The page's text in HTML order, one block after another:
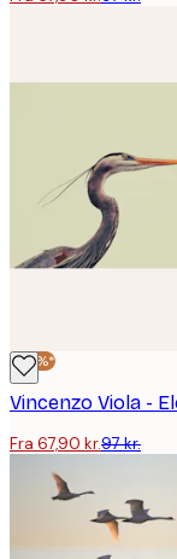
-30%*
Fra 67,90 kr.97 kr.